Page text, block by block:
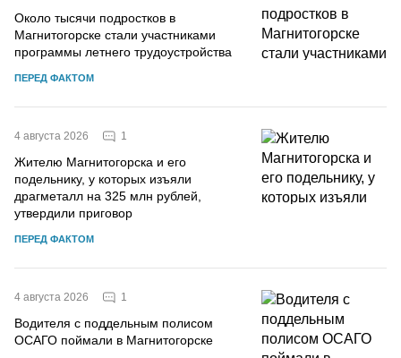
Около тысячи подростков в
Магнитогорске стали участниками
программы летнего трудоустройства
ПЕРЕД ФАКТОМ
4 августа 2026 1
Жителю Магнитогорска и его
подельнику, у которых изъяли
драгметалл на 325 млн рублей,
утвердили приговор
ПЕРЕД ФАКТОМ
4 августа 2026 1
Водителя с поддельным полисом
ОСАГО поймали в Магнитогорске